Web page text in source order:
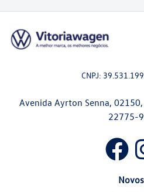
CNPJ:
Avenida Ayrton Senna,
22775-
Novos